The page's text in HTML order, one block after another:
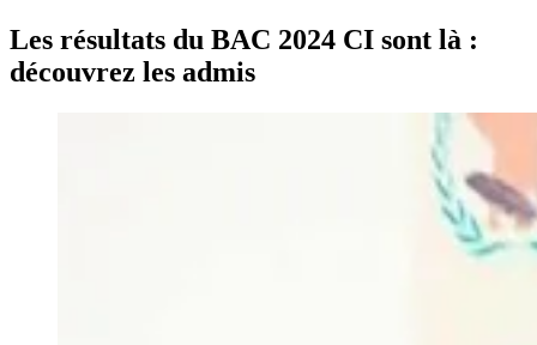
Les résultats du BAC 2024 CI sont là :
découvrez les admis